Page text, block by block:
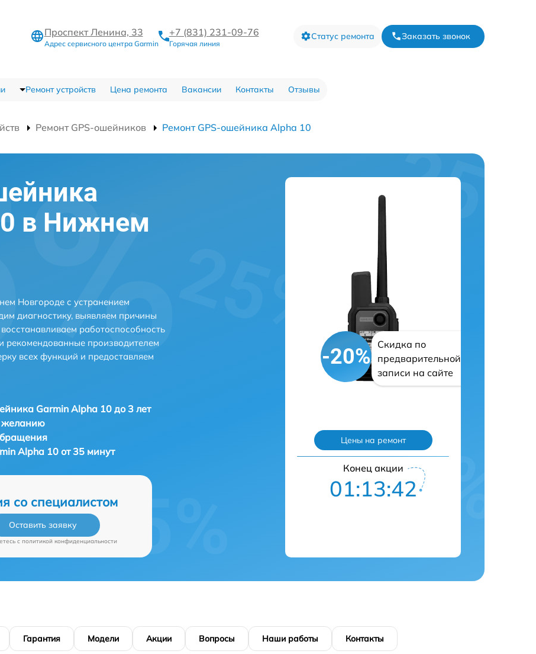
Проспект Ленина, 33
Адрес сервисного центра Garmin
+7 (831) 231-09-76
Горячая линия
Статус ремонта Заказать звонок
Ремонт устройств Цена ремонта Вакансии Контакты Отзывы
Ремонт GPS-ошейников Ремонт GPS-ошейника Alpha 10
в Нижнем
Новгороде с устранением
диагностику, выявляем причины
работоспособность
рекомендованные производителем
всех функций и предоставляем
Garmin Alpha 10 до 3 лет
желанию
Alpha 10 от 35 минут
со специалистом
Оставить заявку
c политикой конфиденциальности
-20%
Скидка по
предварительной
записи на сайте
Цены на ремонт
Конец акции
01:13:41
Гарантия Модели Акции Вопросы Наши работы Контакты